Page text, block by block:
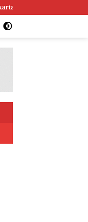
Poltek Imipas,